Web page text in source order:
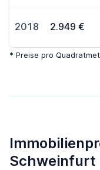
2018 2.949 €
* Preise pro
Schweinfurt